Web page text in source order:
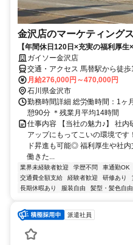
金沢店のマーケティング
【年間休日120日×充実の福利厚生
ガイソー金沢店
交通・アクセス 馬替駅から徒
月給276,000円～470,000円
石川県金沢市
勤務時間詳細 総労働時間：1ヶ
憩90分 ＊残業月平均14時間
仕事内容 【当社の魅力♪】 社
アップにもってこいの環境です
ド昇進も可能◎ 福利厚生や社
働きた...
業界未経験者歓迎 学歴不問 車通勤OK
交通費全額支給
経験者歓迎 研修あり
長期休暇あり
服装自由 髪型・髪色自由
派遣社員